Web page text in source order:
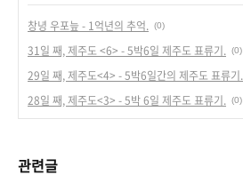
창녕 우포늪 - 1억년의 추억. (0)
31일 째, 제주도 <6> - 5박6일 제주도 표류기. (0)
29일 째, 제주도<4> - 5박6일간의 제주도 표류기.
28일 째, 제주도<3> - 5박 6일 제주도 표류기. (0)
관련글